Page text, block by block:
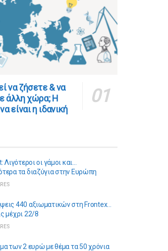
να ζήσετε & να
άλλη χώρα; Η
είναι η ιδανική
Λιγότεροι οι γάμοι και…
τα διαζύγια στην Ευρώπη
440 αξιωματικών στη Frontex…
μέχρι 22/8
των 2 ευρώ με θέμα τα 50 χρόνια